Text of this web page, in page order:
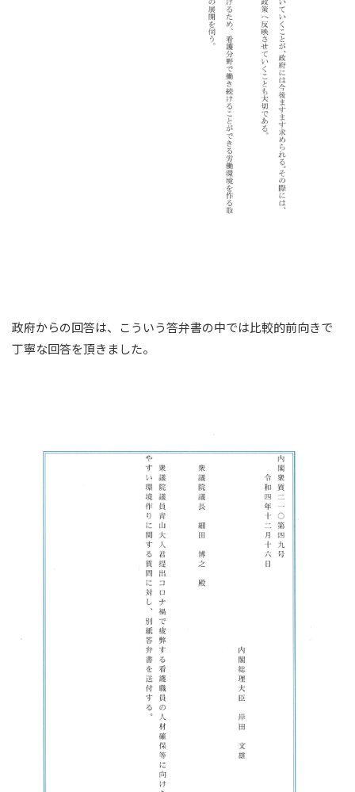
政府からの回答は、こういう答弁書の中では比較的前向きで
丁寧な回答を頂きました。